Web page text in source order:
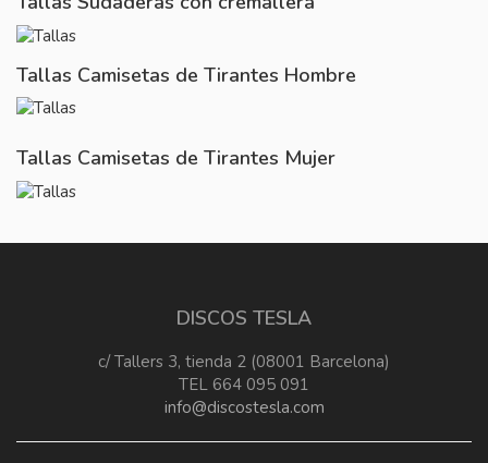
Tallas Camisetas de Tirantes Hombre
Tallas Camisetas de Tirantes Mujer
DISCOS TESLA
c/ Tallers 3, tienda 2 (08001 Barcelona)
TEL 664 095 091
info@discostesla.com